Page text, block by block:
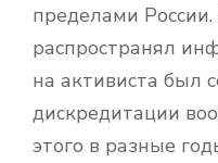
пределами
распространял
на активиста был
дискредитации
этого в разные